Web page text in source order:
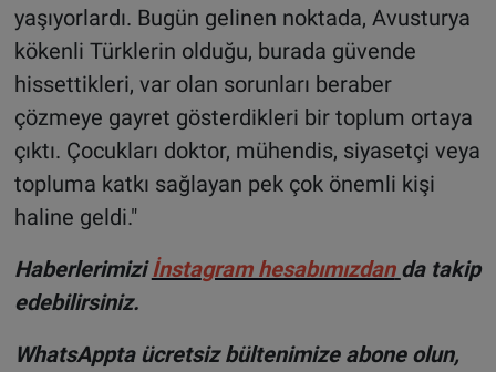
yaşıyorlardı. Bugün gelinen noktada, Avusturya
kökenli Türklerin olduğu, burada güvende
hissettikleri, var olan sorunları beraber
çözmeye gayret gösterdikleri bir toplum ortaya
çıktı. Çocukları doktor, mühendis, siyasetçi veya
topluma katkı sağlayan pek çok önemli kişi
haline geldi."
Haberlerimiziİnstagram hesabımızdan da takip
edebilirsiniz.
WhatsAppta ücretsiz bültenimize abone olun,